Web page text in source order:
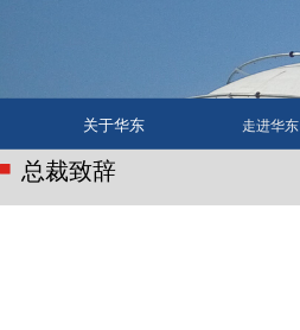
关于华东 走进华东
总裁致辞